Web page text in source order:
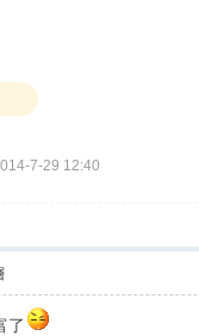
7-29 12:40
了